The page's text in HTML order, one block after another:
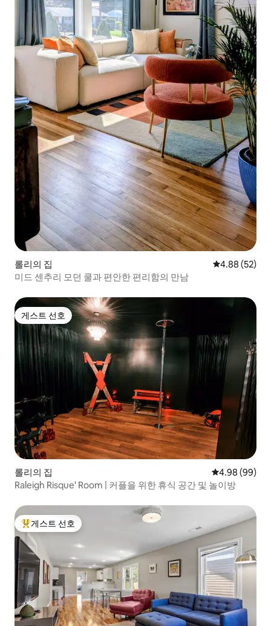
롤리의 집 평점 4.88점(5
4.88 (52)
미드 센추리 모던 쿨과 편안한 편리함의 만남
게스트 선호
게스트 선호
롤리의 집 평점 4.98점(5
4.98 (99)
Raleigh Risque' Room | 커플을 위한 휴식 공간 및 놀이방
상위 게스트 선호
게스트 선호